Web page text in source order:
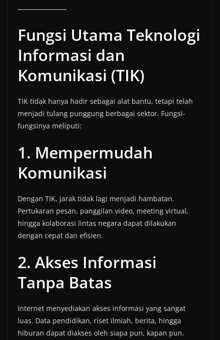
Fungsi Utama Teknologi
Informasi dan
Komunikasi (TIK)
TIK tidak hanya hadir sebagai alat bantu, tetapi telah
menjadi tulang punggung berbagai sektor. Fungsi-
fungsinya meliputi:
1. Mempermudah
Komunikasi
Dengan TIK, jarak tidak lagi menjadi hambatan.
Pertukaran pesan, panggilan video, meeting virtual,
hingga kolaborasi lintas negara dapat dilakukan
dengan cepat dan efisien.
2. Akses Informasi
Tanpa Batas
Internet menyediakan akses informasi yang sangat
luas. Data pendidikan, riset ilmiah, berita, hingga
hiburan dapat diakses oleh siapa pun, kapan pun.